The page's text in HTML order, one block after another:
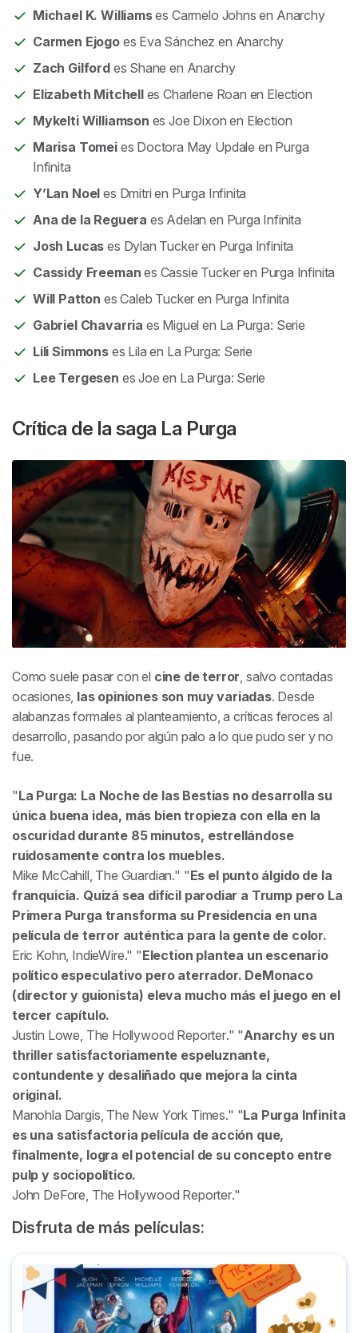
Michael K. Williamses Carmelo Johns en Anarchy
Carmen Ejogoes Eva Sánchez en Anarchy
Zach Gilfordes Shane en Anarchy
Elizabeth Mitchelles Charlene Roan en Election
Mykelti Williamson es Joe Dixon en Election
Marisa Tomeies Doctora May Updale en Purga
Infinita
Y’Lan Noel es Dmitri en Purga Infinita
Ana de la Reguera es Adelan en Purga Infinita
Josh Lucas es Dylan Tucker en Purga Infinita
Cassidy Freeman es Cassie Tucker en Purga Infinita
Will Patton es Caleb Tucker en Purga Infinita
Gabriel Chavarria es Miguel en La Purga: Serie
Lili Simmonses Lila en La Purga: Serie
Lee Tergesen es Joe en La Purga: Serie
Crítica de la saga La Purga
Como suele pasar con el cine de terror, salvo contadas
ocasiones, las opiniones son muy variadas. Desde
alabanzas formales al planteamiento, a críticas feroces al
desarrollo, pasando por algún palo a lo que pudo ser y no
fue.
La Purga: La Noche de las Bestias no desarrolla su
única buena idea, más bien tropieza con ella en la
oscuridad durante 85 minutos, estrellándose
ruidosamente contra los muebles.
Mike McCahill, The Guardian.
Es el punto álgido de la
franquicia. Quizá sea difícil parodiar a Trump pero La
Primera Purga transforma su Presidencia en una
película de terror auténtica para la gente de color.
Eric Kohn, IndieWire.
Election plantea un escenario
político especulativo pero aterrador. DeMonaco
(director y guionista) eleva mucho más el juego en el
tercer capítulo.
Justin Lowe, The Hollywood Reporter.
Anarchy es un
thriller satisfactoriamente espeluznante,
contundente y desaliñado que mejora la cinta
original.
Manohla Dargis, The New York Times.
La Purga Infinita
es una satisfactoria película de acción que,
finalmente, logra el potencial de su concepto entre
pulp y sociopolítico.
John DeFore, The Hollywood Reporter.
Disfruta de más películas:
Dónde ver 'El Gran Showman' completa en plataformas